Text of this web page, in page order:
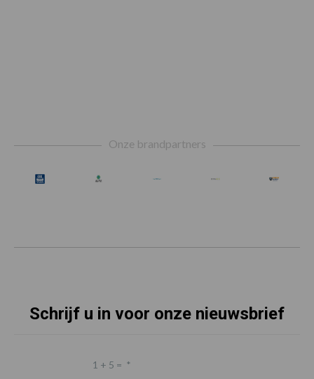
Onze brandpartners
Schrijf u in voor onze nieuwsbrief
1 + 5 = *